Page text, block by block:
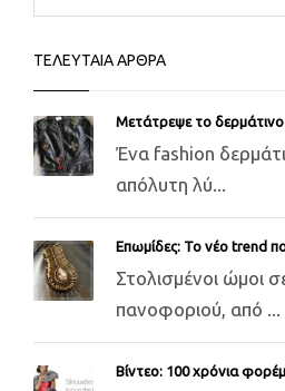
ΤΕΛΕΥΤΑΙΑ ΑΡΘΡΑ
Μετάτρεψε το
Ένα fashion
απόλυτη λύ...
Επωμίδες: Το νέο trend
Στολισμένοι ώμοι
πανοφοριού, από ...
Βίντεο: 100 χρόνια